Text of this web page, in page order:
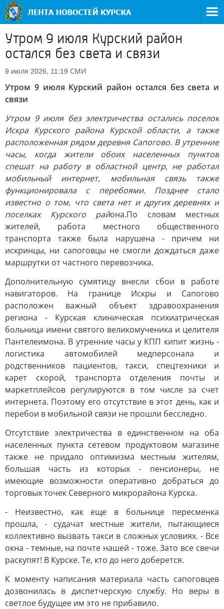
Утром 9 июля Курский район
остался без света и связи
9 июля 2026, 11:19 СМИ
Утром 9 июля Курский район остался без света и
связи
Утром 9 июля без электричества остались поселок
Искра Курского района Курской области, а также
расположенная рядом деревня Сапогово. В утренние
часы, когда жители обоих населенных пунктов
спешат на работу в областной центр, не работал
мобильный интернет, мобильная связь также
функционировала с перебоями. Позднее стало
известно о том, что света нет и других деревнях и
поселках Курского района.По словам местных
жителей, работа местного общественного
транспорта также была нарушена - причем ни
искринцы, ни сапоговцы не смогли дождаться даже
маршрутки от частного перевозчика.
Дополнительную сумятицу внесли сбои в работе
навигаторов. На границе Искры и Сапогово
расположен важный объект здравоохранения
региона - Курская клиническая психиатрическая
больница имени святого великомученика и целителя
Пантелеимона. В утренние часы у КПП кипит жизнь -
логистика автомобилей медперсонала и
родственников пациентов, такси, спецтехники и
карет скорой, транспорта отделения почты и
маркетплейсов регулируются в том числе за счет
интернета. Поэтому его отсутствие в этот день, как и
перебои в мобильной связи не прошли бесследно.
Отсутствие электричества в единственном на оба
населенных пункта сетевом продуктовом магазине
также не придало оптимизма местным жителям,
большая часть из которых - пенсионеры, не
имеющие возможности оперативно добраться до
торговых точек Северного микрорайона Курска.
- Неизвестно, как еще в больнице пересменка
прошла, - судачат местные жители, пытающиеся
коллективно вызвать такси в сложных условиях. - Все
окна - темные, на почте нашей - тоже. Зато все свечи
раскупят! В Курске. Те, кто до него доберется.
К моменту написания материала часть сапоговцев
дозвонилась в диспетчерскую службу. Но веры в
светлое будущее им это не прибавило.